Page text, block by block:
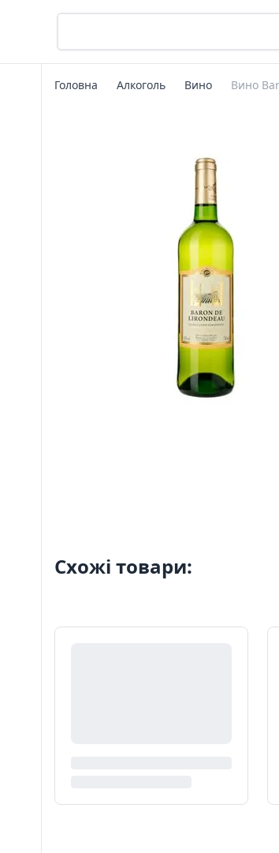
Головна Алкоголь Вино Вино
Схожі товари: